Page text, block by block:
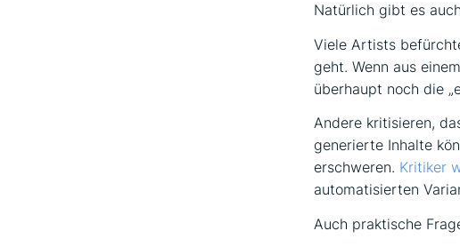
Natürlich gibt es
Viele Artists
geht. Wenn aus
überhaupt noch die
Andere kritisieren,
generierte Inhalte
erschweren. Kritiker
automatisierten
Auch praktische